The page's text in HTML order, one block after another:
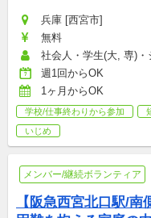
兵庫 [西宮市]
無料
社会人・学生(大, 専)・
週1回からOK
1ヶ月からOK
学校/仕事終わりから参加
いじめ
メンバー/継続ボランティア
【阪急西宮北口駅/南